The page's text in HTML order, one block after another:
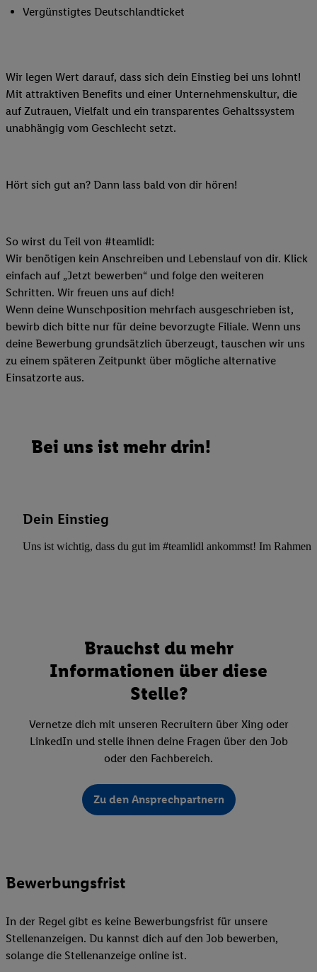
Vergünstigtes Deutschlandticket
Wir legen Wert darauf, dass sich dein Einstieg bei uns lohnt!
Mit attraktiven Benefits und einer Unternehmenskultur, die
auf Zutrauen, Vielfalt und ein transparentes Gehaltssystem
unabhängig vom Geschlecht setzt.
Hört sich gut an? Dann lass bald von dir hören!
So wirst du Teil von #teamlidl:
Wir benötigen kein Anschreiben und Lebenslauf von dir. Klick
einfach auf „Jetzt bewerben“ und folge den weiteren
Schritten. Wir freuen uns auf dich!
Wenn deine Wunschposition mehrfach ausgeschrieben ist,
bewirb dich bitte nur für deine bevorzugte Filiale. Wenn uns
deine Bewerbung grundsätzlich überzeugt, tauschen wir uns
zu einem späteren Zeitpunkt über mögliche alternative
Einsatzorte aus.
Bei uns ist mehr drin!
Dein Einstieg
Uns ist wichtig, dass du gut im #teamlidl ankommst! Im Rahmen
Brauchst du mehr
Informationen über diese
Stelle?
Vernetze dich mit unseren Recruitern über Xing oder
LinkedIn und stelle ihnen deine Fragen über den Job
oder den Fachbereich.
Zu den Ansprechpartnern
Bewerbungsfrist
In der Regel gibt es keine Bewerbungsfrist für unsere
Stellenanzeigen. Du kannst dich auf den Job bewerben,
solange die Stellenanzeige online ist.